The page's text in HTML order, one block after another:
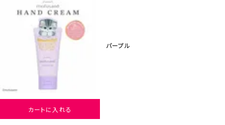
パープル
カートに入れる